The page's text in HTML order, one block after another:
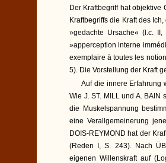
Der Kraftbegriff hat objektive
Kraftbegriffs die Kraft des
»gedachte Ursache« (l.c.
»apperception interne
exemplaire à toutes les
5). Die Vorstellung der Kraft
Auf die innere Erfahrung
Wie J. ST. MILL und A.
die Muskelspannung
eine Verallgemeinerung
DOIS-REYMOND hat der
(Reden I, S. 243). Nach
eigenen Willenskraft auf